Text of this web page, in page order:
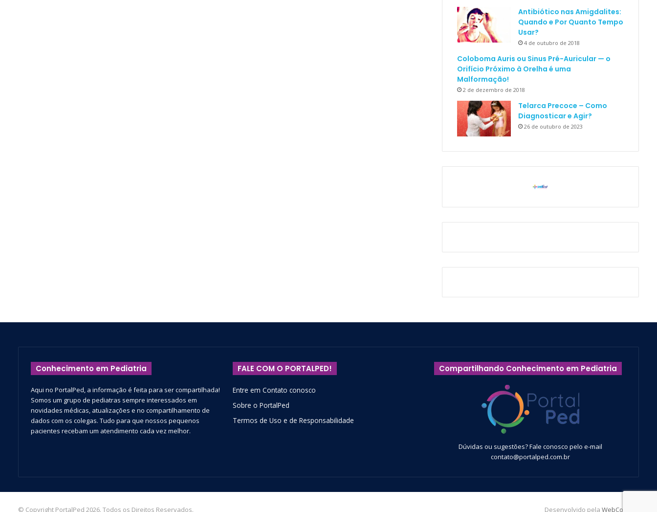
Antibiótico nas Amigdalites:
Quando e Por Quanto Tempo
Usar?
4 de outubro de 2018
Coloboma Auris ou Sinus Pré-Auricular — o
Orifício Próximo à Orelha é uma
Malformação!
2 de dezembro de 2018
Telarca Precoce – Como
Diagnosticar e Agir?
26 de outubro de 2023
Conhecimento em Pediatria
Aqui no PortalPed, a informação é feita para ser compartilhada!
Somos um grupo de pediatras sempre interessados em
novidades médicas, atualizações e no compartilhamento de
dados com os colegas. Tudo para que nossos pequenos
pacientes recebam um atendimento cada vez melhor.
FALE COM O PORTALPED!
Entre em Contato conosco
Sobre o PortalPed
Termos de Uso e de Responsabilidade
Compartilhando Conhecimento em Pediatria
Dúvidas ou sugestões? Fale conosco pelo e-mail
contato@portalped.com.br
© Copyright PortalPed 2026. Todos os Direitos Reservados. Desenvolvido pela WebContent